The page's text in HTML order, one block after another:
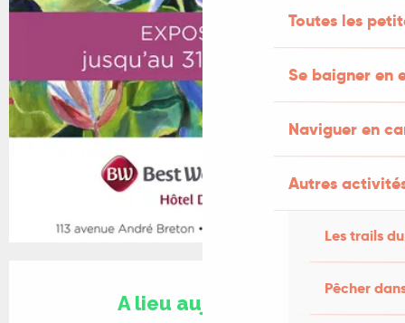
Toutes les
Se baigner en
Naviguer en
Autres
Les trails
Pêcher
A lieu aujourd'hui